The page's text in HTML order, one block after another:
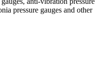
pressure gauges and other